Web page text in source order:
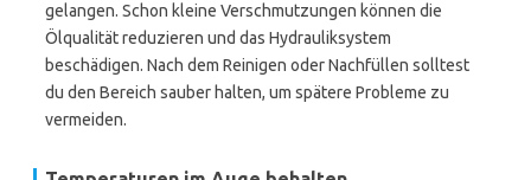
gelangen. Schon kleine Verschmutzungen können die
Ölqualität reduzieren und das Hydrauliksystem
beschädigen. Nach dem Reinigen oder Nachfüllen solltest
du den Bereich sauber halten, um spätere Probleme zu
vermeiden.